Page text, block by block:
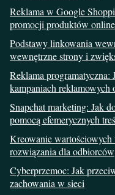
Reklama w Google
promocji produktów online
Podstawy linkowania
wewnętrzne strony i
Reklama
kampaniach reklamowych
Snapchat marketing: Jak
pomocą efemerycznych
Kreowanie wartościowych
rozwiązania dla odbiorców
Cyberprzemoc: Jak
zachowania w sieci